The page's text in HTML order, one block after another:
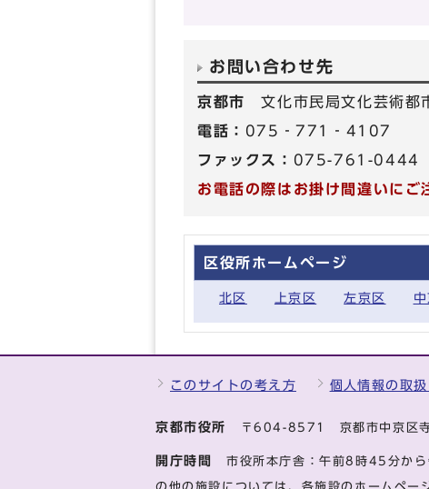
お問い合わせ先
京都市文化市民局文化芸術都
電話： 075‐771‐4107
ファックス： 075-761-0444
お電話の際はお掛け間違いにご
区役所ホームページ
北区 上京区 左京区
このサイトの考え方 個人情報の取扱
京都市役所 〒604-8571 京都市中京区
開庁時間 市役所本庁舎：午前8時45分か